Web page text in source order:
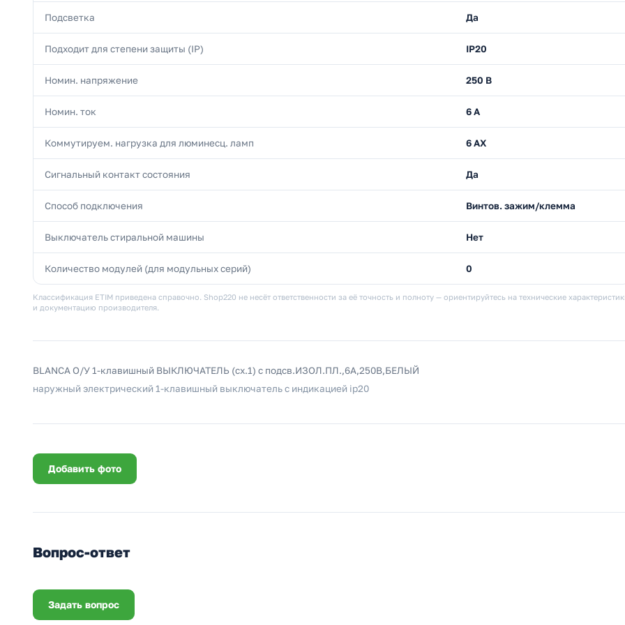
Подсветка Да
Подходит для степени защиты (IP) IP20
Номин. напряжение 250 В
Номин. ток 6 А
Коммутируем. нагрузка для люминесц. ламп 6 AX
Сигнальный контакт состояния Да
Способ подключения Винтов. зажим/клемма
Выключатель стиральной машины Нет
Количество модулей (для модульных серий) 0
Классификация ETIM приведена справочно. Shop220 не несёт ответственности за её точность и полноту — ориентируйтесь на технические
и документацию производителя.
BLANCA О/У 1-клавишный ВЫКЛЮЧАТЕЛЬ (cх.1) с подсв.ИЗОЛ.ПЛ.,6А,250В,БЕЛЫЙ
наружный электрический 1-клавишный выключатель с индикацией ip20
Добавить фото
Вопрос-ответ
Задать вопрос